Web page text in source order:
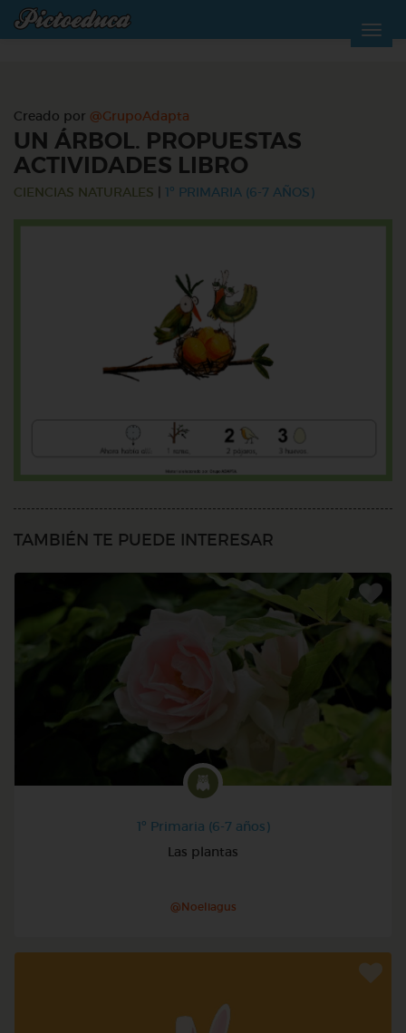
Creado por @GrupoAdapta
UN ÁRBOL. PROPUESTAS
ACTIVIDADES LIBRO
CIENCIAS NATURALES 1º PRIMARIA (6-7 AÑOS)
TAMBIÉN TE PUEDE INTERESAR
1º Primaria (6-7 años)
Las plantas
@Noeliagus